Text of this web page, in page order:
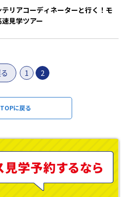
リアコーディネーターと行く！モ
見学ツアー
1 2
TOPに戻る